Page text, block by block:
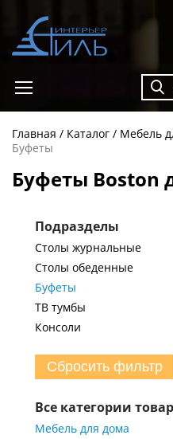
Главная Каталог Мебель
Буфеты
Буфеты Boston
Подразделы
Столы журнальные
Столы обеденные
Буфеты
ТВ тумбы
Консоли
Сбросить фильтр
Все категории
Мебель для дома